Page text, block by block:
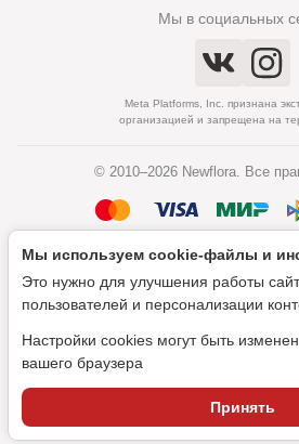
Мы в социальных
Meta Platforms, Inc. признана
организацией и запрещена на
© 2010–2026 Newflora. Все
Политика обработки
Согласие на обработку
SEO-продвижение
Мы используем cookie‑файлы и
Это нужно для улучшения работы
пользователей и персонализации
Настройки cookies могут быть
вашего браузера
Принять